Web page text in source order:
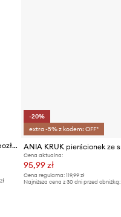
ANIA KRUK pierścionek damski pozłacany HIPPIE
-20%
extra -5% z kodem: OFF*
Cena aktualna:
95,99 zł
Cena regularna:119,99 zł
Najniższa cena z 30 dni przed obniżką: